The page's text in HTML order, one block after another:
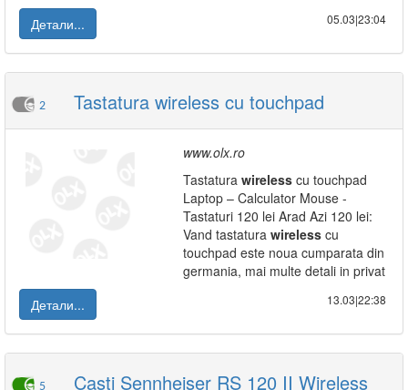
Детали...
05.03|23:04
2 Tastatura wireless cu touchpad
www.olx.ro
Tastatura wireless cu touchpad
Laptop – Calculator Mouse -
Tastaturi 120 lei Arad Azi 120 lei:
Vand tastatura wireless cu
touchpad este noua cumparata din
germania, mai multe detali in privat
Детали...
13.03|22:38
5 Casti Sennheiser RS 120 II Wireless